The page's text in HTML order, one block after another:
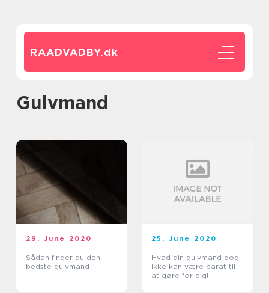
RAADVADBY.dk
Gulvmand
29. June 2020
Sådan finder du den
bedste gulvmand
25. June 2020
Hvad din gulvmand dog
ikke kan være parat til
at gøre for dig!